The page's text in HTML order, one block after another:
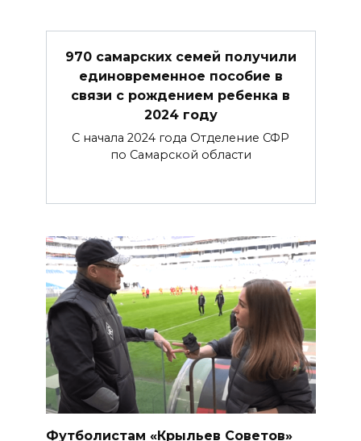
970 самарских семей получили
единовременное пособие в
связи с рождением ребенка в
2024 году
С начала 2024 года Отделение СФР
по Самарской области
Футболистам «Крыльев Советов»